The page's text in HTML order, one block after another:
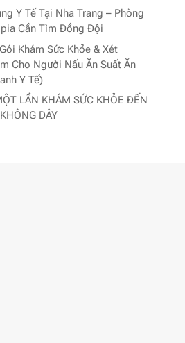
Y Tế Tại Nha Trang – Phòng
Cần Tìm Đồng Đội
Khám Sức Khỏe & Xét
Cho Người Nấu Ăn Suất Ăn
Y Tế)
LẦN KHÁM SỨC KHỎE ĐẾN
DÂY